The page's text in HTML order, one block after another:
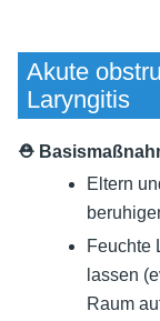
Akute
Laryngitis
⛑
Eltern
Feuchte
lassen
Raum